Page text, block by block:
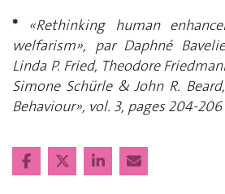
* «Rethinking human
welfarism», par Daphné
Linda P. Fried, Theodore
Simone Schürle & John R.
Behaviour», vol. 3, pages 204-206